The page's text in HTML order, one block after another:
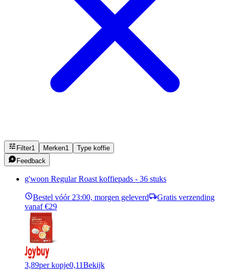
Filter1 Merken1
Type koffie
Feedback
g'woon Regular Roast koffiepads - 36 stuks
Bestel vóór 23:00, morgen geleverd
Gratis verzending
vanaf €29
3,89per kopje0,11Bekijk